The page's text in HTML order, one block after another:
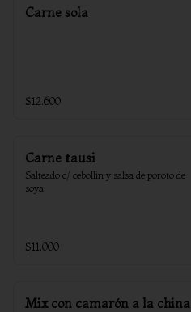
Carne sola
$12.600
Carne tausi
Salteado c/ cebollin y salsa de poroto de
soya
$11.000
Mix con camarón a la china